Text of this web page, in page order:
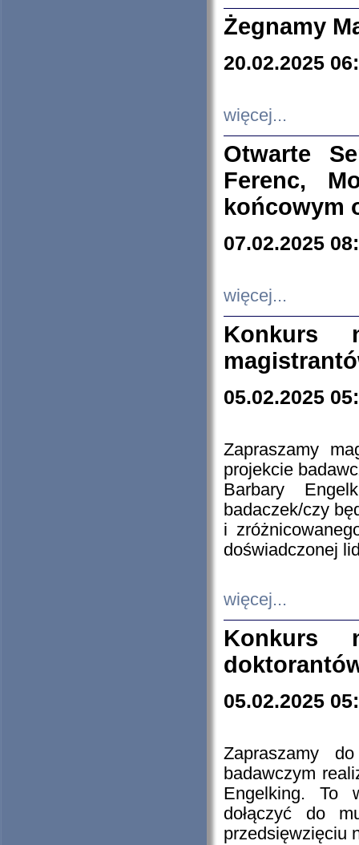
Żegnamy
20.02.2025
więcej...
Otwarte
Ferenc,
końcowym
07.02.2025
więcej...
Konkurs
05.02.2025
Zapraszamy
projekcie
Barbary
badaczek/czy
i
doświadczonej
więcej...
Konkurs
05.02.2025
Zapraszamy
badawczym
Engelking. To
dołączyć do
przedsięwzięciu